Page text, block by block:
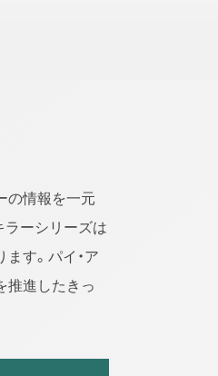
の情報を一元
ラーシリーズは
す。パイ・ア
推進したきっ